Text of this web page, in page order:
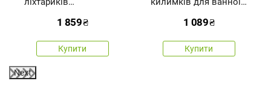
шт.,натуральний колір
1 859₴
Купити
сірий, 60 × 100 см, 60 ×
1 089₴
Купити
Next